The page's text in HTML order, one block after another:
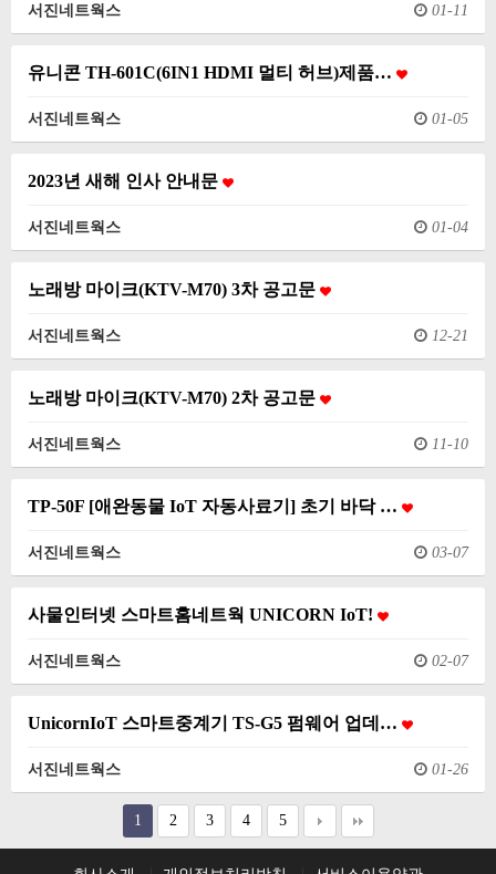
서진네트웍스 01-11
유니콘 TH-601C(6IN1 HDMI 멀티 허브)제품…
서진네트웍스 01-05
2023년 새해 인사 안내문
서진네트웍스 01-04
노래방 마이크(KTV-M70) 3차 공고문
서진네트웍스 12-21
노래방 마이크(KTV-M70) 2차 공고문
서진네트웍스 11-10
TP-50F [애완동물 IoT 자동사료기] 초기 바닥 …
서진네트웍스 03-07
사물인터넷 스마트홈네트웍 UNICORN IoT!
서진네트웍스 02-07
UnicornIoT 스마트중계기 TS-G5 펌웨어 업데…
서진네트웍스 01-26
1 2 3 4 5